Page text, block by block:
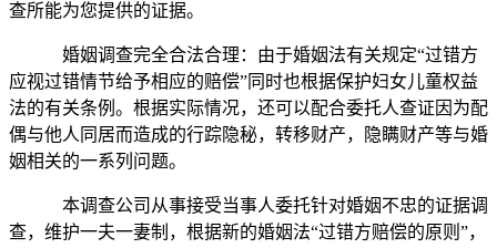
查所能为您提供的证据。
婚姻调查完全合法合理：由于婚姻法有关规定“过错方
应视过错情节给予相应的赔偿”同时也根据保护妇女儿童权益
法的有关条例。根据实际情况，还可以配合委托人查证因为配
偶与他人同居而造成的行踪隐秘，转移财产，隐瞒财产等与婚
姻相关的一系列问题。
本调查公司从事接受当事人委托针对婚姻不忠的证据调
查，维护一夫一妻制，根据新的婚姻法“过错方赔偿的原则”，